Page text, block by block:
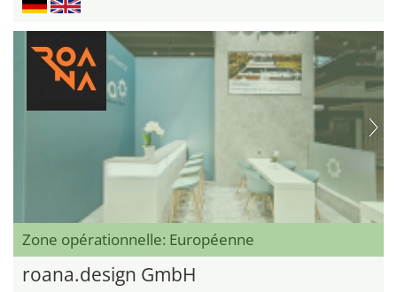
Zone opérationnelle: Européenne
roana.design GmbH